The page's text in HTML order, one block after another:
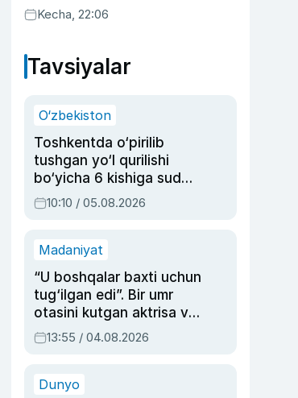
Kecha, 22:06
Tavsiyalar
O‘zbekiston
Toshkentda o‘pirilib
tushgan yo‘l qurilishi
bo‘yicha 6 kishiga sud
hukmi o‘qildi
10:10 / 05.08.2026
Madaniyat
“U boshqalar baxti uchun
tug‘ilgan edi”. Bir umr
otasini kutgan aktrisa va
dublyaj ustasi Rimma
Ahmedovaning
13:55 / 04.08.2026
Dunyo